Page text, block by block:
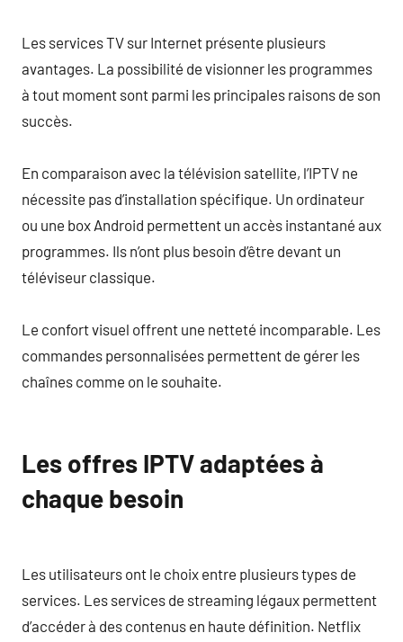
Les services TV sur Internet présente plusieurs
avantages. La possibilité de visionner les programmes
à tout moment sont parmi les principales raisons de son
succès.
En comparaison avec la télévision satellite, l’IPTV ne
nécessite pas d’installation spécifique. Un ordinateur
ou une box Android permettent un accès instantané aux
programmes. Ils n’ont plus besoin d’être devant un
téléviseur classique.
Le confort visuel offrent une netteté incomparable. Les
commandes personnalisées permettent de gérer les
chaînes comme on le souhaite.
Les offres IPTV adaptées à
chaque besoin
Les utilisateurs ont le choix entre plusieurs types de
services. Les services de streaming légaux permettent
d’accéder à des contenus en haute définition. Netflix